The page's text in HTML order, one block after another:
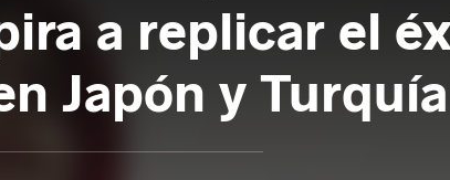
a replicar el
Japón y Turquía